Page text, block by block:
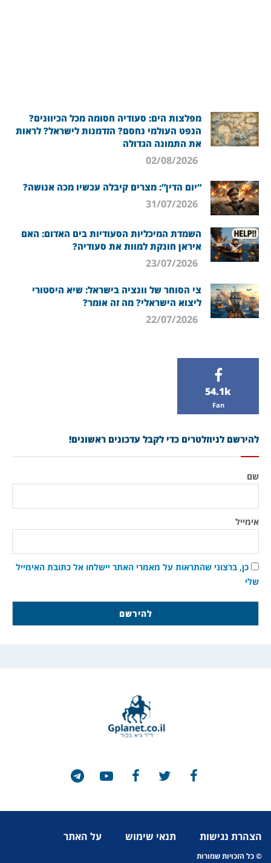
מפלצות הים: סעודיה חסומה מכל הכיוונים?
הנפט העולמי נחסם? הזדמנות לישראל? לראות
את התמונה הגדולה
“יום הדין”: מצרים קיבלה עכשיו מכה אנושה?
השמדת המיכליות הסעודיות בים האדום: האם
איראן חונקת למוות את סעודיה?
צי הסוחר של וונציה בישראל: שיא היסטורי
ליצוא הישראלי? מה זה אומר?
54.1k
Fan
להירשם לניוזלטרים כדי לקבל עדכונים ראשונים!
שם
אימייל
כן, ברצוני שהתראות על מאמרי האתר יישלחו אל כתובת האימייל
שלי
הצהרת נגישות תנאי שימוש על האתר
© כל הזכויות שמורות